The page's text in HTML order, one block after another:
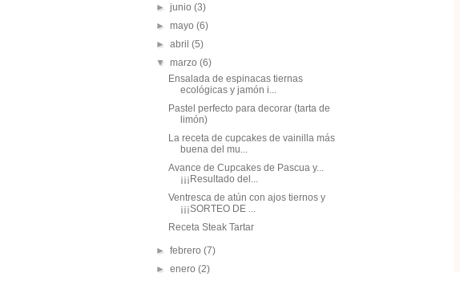
►junio(3)
►mayo(6)
►abril(5)
▼marzo(6)
Ensalada de espinacas tiernas
ecológicas y jamón i...
Pastel perfecto para decorar (tarta de
limón)
La receta de cupcakes de vainilla más
buena del mu...
Avance de Cupcakes de Pascua y...
¡¡¡Resultado del...
Ventresca de atún con ajos tiernos y
¡¡¡SORTEO DE ...
Receta Steak Tartar
►febrero(7)
►enero(2)